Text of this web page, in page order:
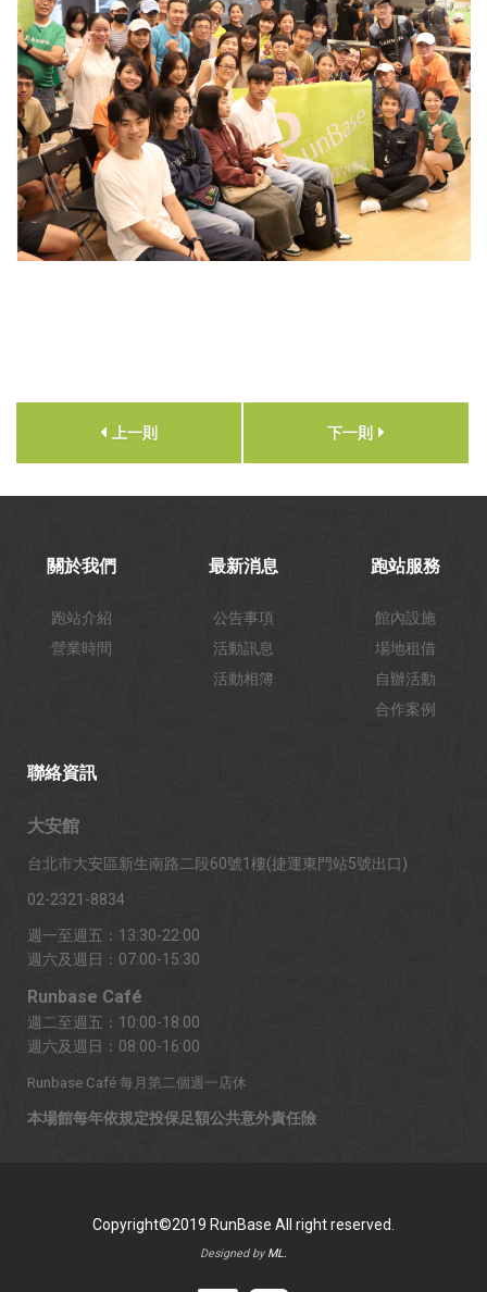
上一則 下一則
關於我們
跑站介紹
營業時間
最新消息
公告事項
活動訊息
活動相簿
跑站服務
館內設施
場地租借
自辦活動
合作案例
聯絡資訊
大安館
台北市大安區新生南路二段60號1樓(捷運東門站5號出口)
02-2321-8834
週一至週五：13:30-22:00
週六及週日：07:00-15:30
Runbase Café
週二至週五：10:00-18:00
週六及週日：08:00-16:00
Runbase Café 每月第二個週一店休
本場館每年依規定投保足額公共意外責任險
Copyright©2019 RunBase All right reserved.
Designed by ML.